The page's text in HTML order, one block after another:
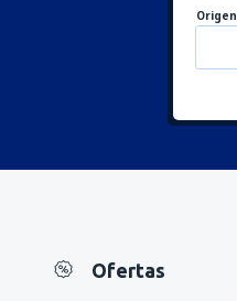
Origen
Ofertas